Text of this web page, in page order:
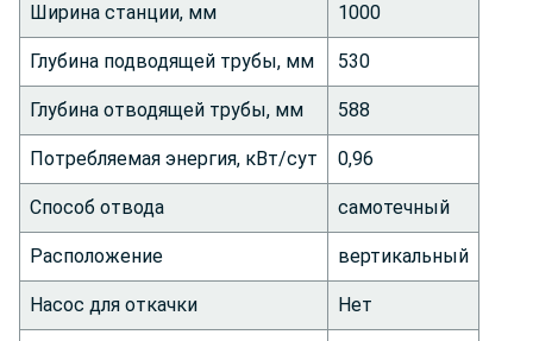
Ширина станции, мм 1000
Глубина подводящей трубы, мм 530
Глубина отводящей трубы, мм 588
Потребляемая энергия, кВт/сут 0,96
Способ отвода самотечный
Расположение вертикальный
Насос для откачки Нет